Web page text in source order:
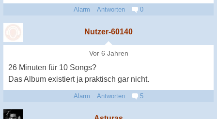
Alarm Antworten 0
Nutzer-60140
Vor 6 Jahren
26 Minuten für 10 Songs?
Das Album existiert ja praktisch gar nicht.
Alarm Antworten 5